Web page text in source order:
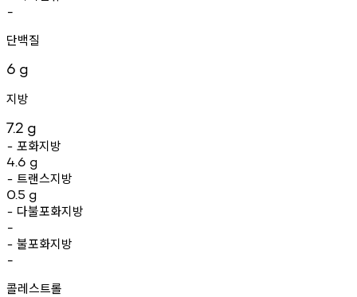
-
단백질
6 g
지방
7.2 g
- 포화지방
4.6 g
- 트랜스지방
0.5 g
- 다불포화지방
-
- 불포화지방
-
콜레스트롤